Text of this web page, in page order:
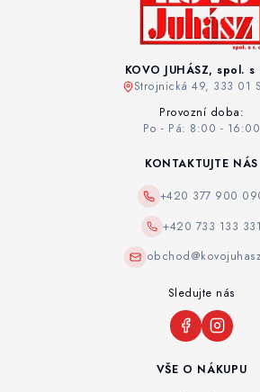
KOVO JUHÁSZ, spol. s
Strojnická 49, 333 01
Provozní doba:
Po - Pá: 8:00 - 16:00
VŠE O NÁKUPU
KONTAKTUJTE NÁS
+420 377 900
+420 733 133 331
Sledujte nás